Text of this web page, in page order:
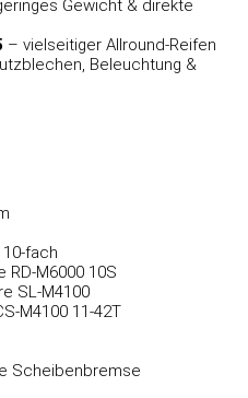
Gewicht & direkte
– vielseitiger Allround-Reifen
Beleuchtung &
fach
RD-M6000 10S
SL-M4100
M4100 11-42T
Scheibenbremse